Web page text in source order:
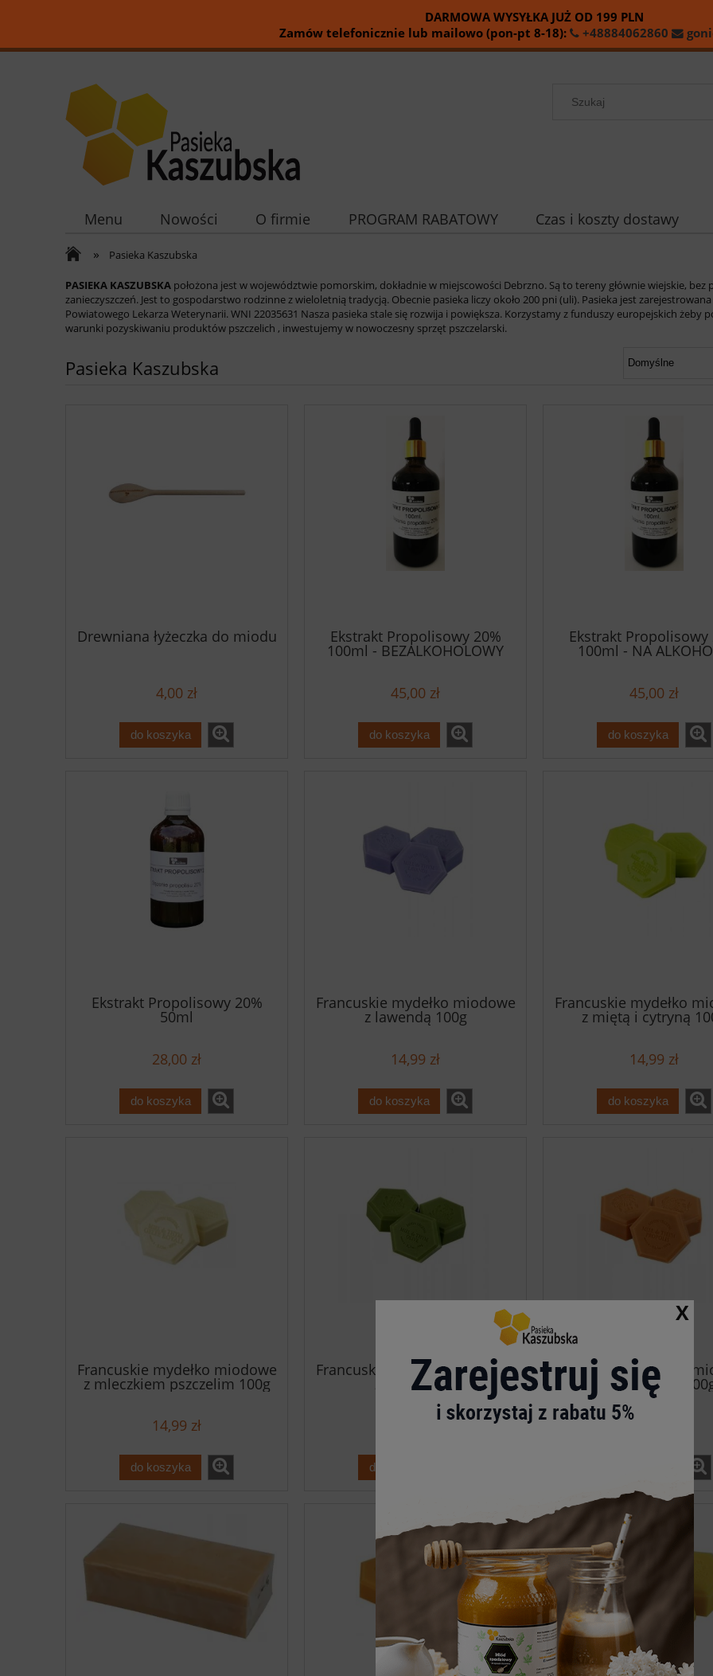
DARMOWA WYSYŁKA JUŻ OD 199 PLN
Zamów telefonicznie lub mailowo (pon-pt 8-18):
+48884062860
X
Menu Nowości O firmie PROGRAM RABATOWY Czas i koszty dostawy
» Pasieka Kaszubska
PASIEKA KASZUBSKA położona jest w województwie pomorskim, dokładnie w miejscowości Debrzno. Są to tereny głównie wiejskie, bez
zanieczyszczeń. Jest to gospodarstwo rodzinne z wieloletnią tradycją. Obecnie pasieka liczy około 200 pni (uli). Pasieka jest
Powiatowego Lekarza Weterynarii. WNI 22035631 Nasza pasieka stale się rozwija i powiększa. Korzystamy z funduszy europejskich żeby
warunki pozyskiwaniu produktów pszczelich , inwestujemy w nowoczesny sprzęt pszczelarski.
Pasieka Kaszubska
Drewniana łyżeczka do miodu
4,00 zł
do koszyka
Ekstrakt Propolisowy 20%
100ml - BEZALKOHOLOWY
45,00 zł
do koszyka
Ekstrakt Propolisowy
100ml - NA
45,00 zł
do koszyka
Ekstrakt Propolisowy 20%
50ml
28,00 zł
do koszyka
Francuskie mydełko miodowe
z lawendą 100g
14,99 zł
do koszyka
Francuskie mydełko
z miętą i cytryną
14,99 zł
do koszyka
Francuskie mydełko miodowe
z mleczkiem pszczelim 100g
14,99 zł
do koszyka
Francuskie mydełko miodowe
z oliwą 100g
14,99 zł
do koszyka
Francuskie mydełko
z propolisem
14,99 zł